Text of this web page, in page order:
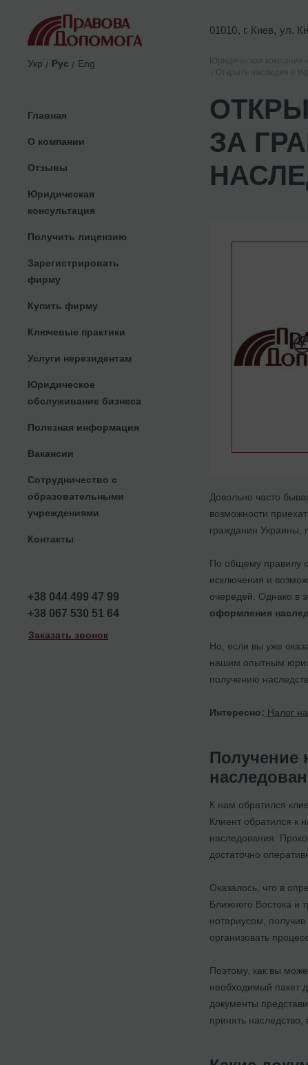
01010, г. Киев, ул.
Укр Рус Eng
Главная
О компании
Отзывы
Юридическая
консультация
Получить лицензию
Зарегистрировать
фирму
Купить фирму
Ключевые практики
Услуги нерезидентам
Юридическое
обслуживание бизнеса
Полезная информация
Вакансии
Сотрудничество с
образовательными
учреждениями
Контакты
+38 044 499 47 99
+38 067 530 51 64
Заказать звонок
ЗА
Довольно часто
возможности
гражданин Украины,
По общему правилу
исключения и
очередей. Однако в
оформления
Но, если вы уже
нашим опытным
получению
Интересно: Налог
Получение
К нам обратился
Клиент обратился
наследования.
достаточно
Оказалось, что в
Ближнего Востока и
нотариусом,
организовать процесс.
Поэтому, как вы
необходимый пакет
документы
принять